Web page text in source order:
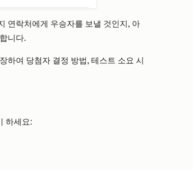
연락처에게 우승자를 보낼 것인지, 아
니다.
하여 당첨자 결정 방법, 테스트 소요 시
하세요: